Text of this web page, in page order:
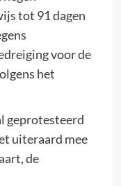
tot 91 dagen
voor de
het
geprotesteerd
uiteraard mee
de